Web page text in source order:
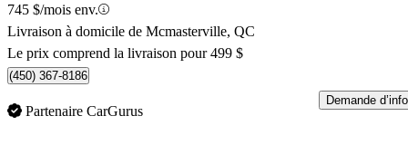
745 $/mois env.
Livraison à domicile de Mcmasterville, QC
Le prix comprend la livraison pour 499 $
(450) 367-8186
Partenaire CarGurus
Demande d’info